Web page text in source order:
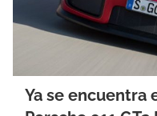
Ya se encuentra